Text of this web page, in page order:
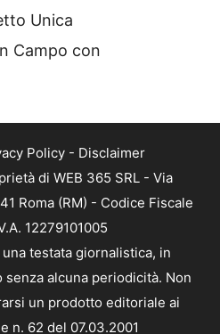
Unica
Campo con
Policy- Disclaimer
di WEB 365 SRL - Via
Roma (RM) - Codice Fiscale
12279101005
testata giornalistica, in
alcuna periodicità. Non
un prodotto editoriale ai
n. 62 del 07.03.2001